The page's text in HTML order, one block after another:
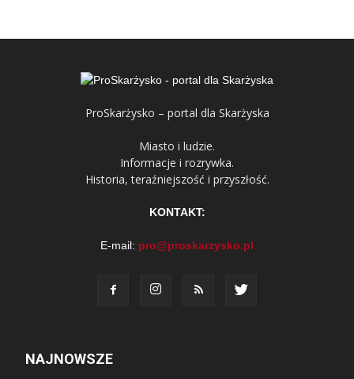
ProSkarżysko – portal dla Skarżyska
Miasto i ludzie.
Informacje i rozrywka.
Historia, teraźniejszość i przyszłość.
KONTAKT:
E-mail: pro@proskarzysko.pl
NAJNOWSZE